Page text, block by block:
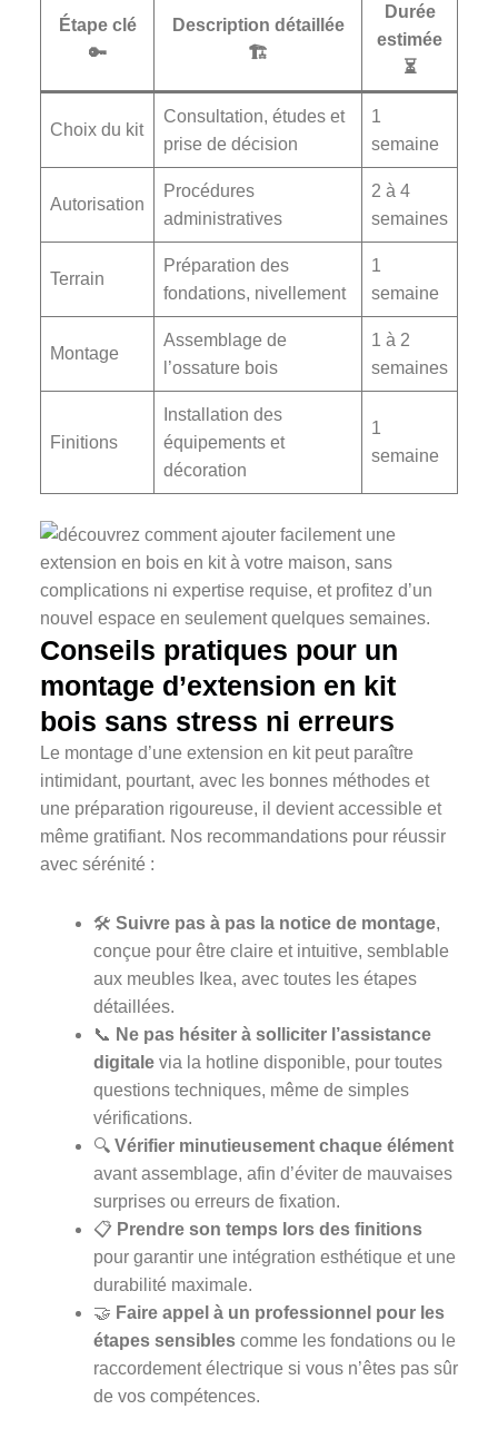
Étape clé
🔑
Description détaillée
🏗️
Durée
estimée
⏳
Choix du kit
Consultation, études et
prise de décision
1
semaine
Autorisation
Procédures
administratives
2 à 4
semaines
Terrain
Préparation des
fondations, nivellement
1
semaine
Montage
Assemblage de
l’ossature bois
1 à 2
semaines
Finitions
Installation des
équipements et
décoration
1
semaine
Conseils pratiques pour un
montage d’extension en kit
bois sans stress ni erreurs
Le montage d’une extension en kit peut paraître
intimidant, pourtant, avec les bonnes méthodes et
une préparation rigoureuse, il devient accessible et
même gratifiant. Nos recommandations pour réussir
avec sérénité :
🛠️ Suivre pas à pas la notice de montage,
conçue pour être claire et intuitive, semblable
aux meubles Ikea, avec toutes les étapes
détaillées.
📞 Ne pas hésiter à solliciter l’assistance
digitale via la hotline disponible, pour toutes
questions techniques, même de simples
vérifications.
🔍 Vérifier minutieusement chaque élément
avant assemblage, afin d’éviter de mauvaises
surprises ou erreurs de fixation.
📋 Prendre son temps lors des finitions
pour garantir une intégration esthétique et une
durabilité maximale.
🤝 Faire appel à un professionnel pour les
étapes sensibles comme les fondations ou le
raccordement électrique si vous n’êtes pas sûr
de vos compétences.